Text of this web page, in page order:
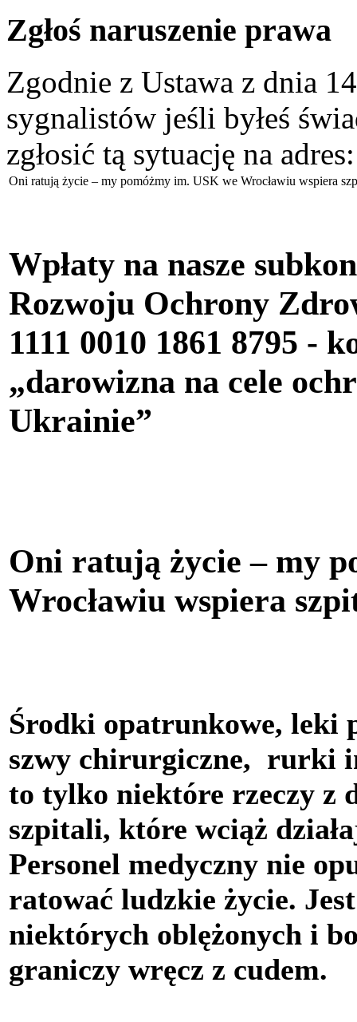
Zgłoś naruszenie prawa
Zgodnie z Ustawa z dnia
sygnalistów jeśli byłeś
zgłosić tą sytuację na
Oni ratują życie – my pomóżmy im. USK we Wrocławiu wspiera
Wpłaty na nasze
Rozwoju Ochrony
1111 0010 1861 8795 -
„darowizna na cele
Ukrainie”
Oni ratują życie – my
Wrocławiu wspiera
Środki opatrunkowe, leki
szwy chirurgiczne, rurki
to tylko niektóre rzeczy z
szpitali, które wciąż
Personel medyczny nie
ratować ludzkie życie.
niektórych oblężonych i
graniczy wręcz z cudem.